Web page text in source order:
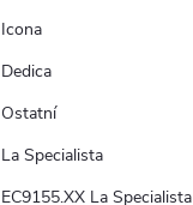
Icona
Dedica
Ostatní
La Specialista
EC9155.XX La Specialista